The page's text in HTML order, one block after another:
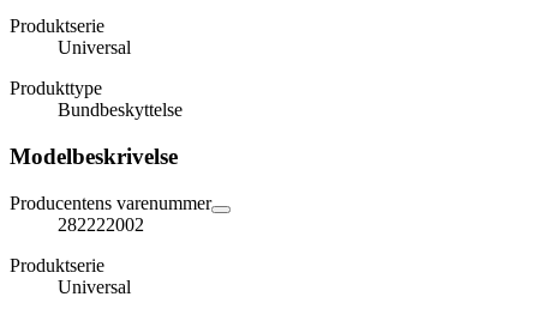
Produktserie
Universal
Produkttype
Bundbeskyttelse
Modelbeskrivelse
Producentens varenummer
282222002
Produktserie
Universal